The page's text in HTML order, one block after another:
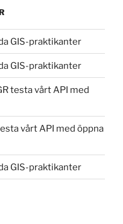
GIS-praktikanter
GIS-praktikanter
testa vårt API med
vårt API med öppna
GIS-praktikanter